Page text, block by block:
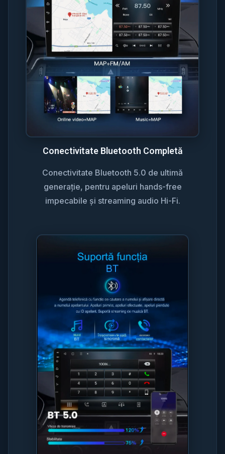
Conectivitate Bluetooth Completă
Conectivitate Bluetooth 5.0 de ultimă
generație, pentru apeluri hands-free
impecabile și streaming audio Hi-Fi.